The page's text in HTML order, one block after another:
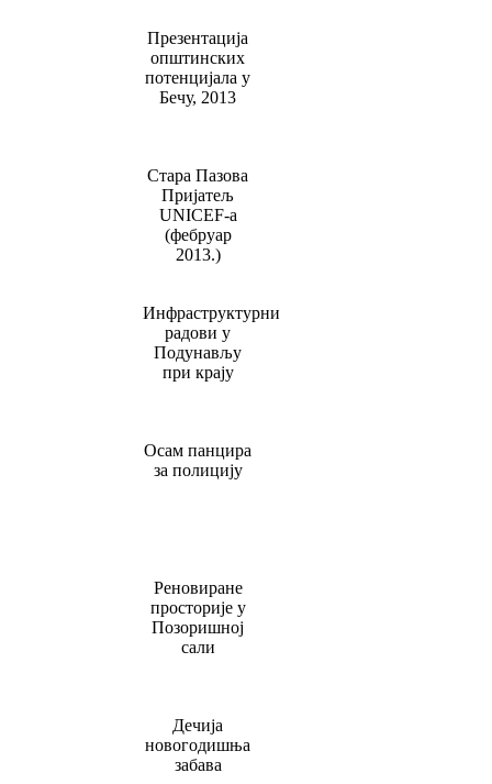
Презентација
општинских
потенцијала у
Бечу, 2013
Стара Пазова
Пријатељ
UNICEF-а
(фебруар
2013.)
Инфраструктурни
радови у
Подунављу
при крају
Осам панцира
за полицију
Реновиране
просторије у
Позоришној
сали
Дечија
новогодишња
забава